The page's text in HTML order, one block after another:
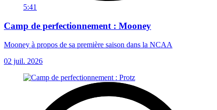
5:41
Camp de perfectionnement : Mooney
Mooney à propos de sa première saison dans la NCAA
02 juil. 2026